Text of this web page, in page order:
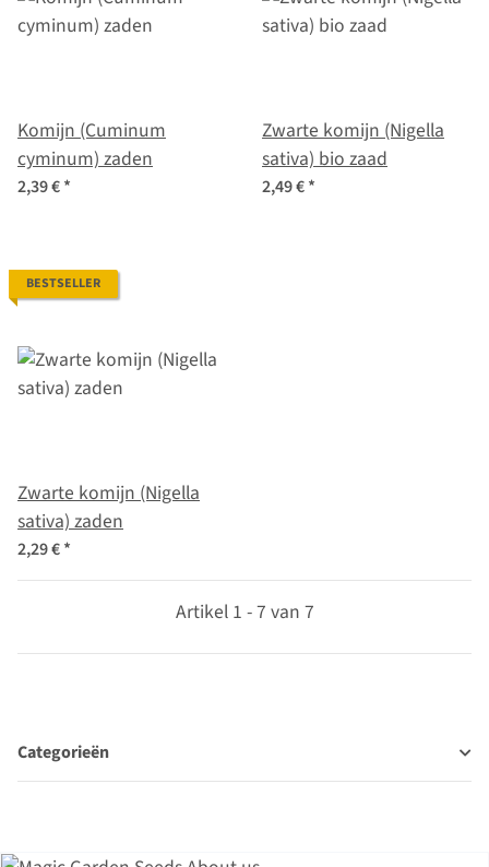
Komijn (Cuminum
cyminum) zaden
2,39 €*
Zwarte komijn (Nigella
sativa) bio zaad
2,49 €*
BESTSELLER
Zwarte komijn (Nigella
sativa) zaden
2,29 €*
Artikel 1 - 7 van 7
Categorieën